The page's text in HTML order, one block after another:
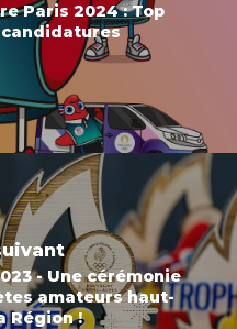
Paris 2024 : Top
- Une cérémonie
amateurs haut-
Région !